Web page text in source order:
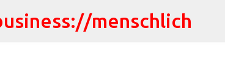
Direkt zum
menschlich